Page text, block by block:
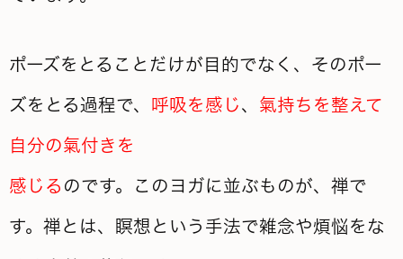
ポーズをとることだけが目的でなく、そのポー
ズをとる過程で、 呼吸を感じ 、 氣持ちを整えて
自分の氣付きを
感じる のです。このヨガに並ぶものが、禅で
す。禅とは、瞑想という手法で雑念や煩悩をな